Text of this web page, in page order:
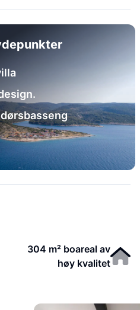
304 m² boareal av
høy kvalitet